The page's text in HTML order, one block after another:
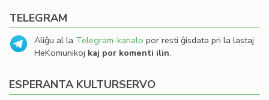
TELEGRAM
Aliĝu al la Telegram-kanalo por resti ĝisdata pri la lastaj
HeKomunikoj kaj por komenti ilin.
ESPERANTA KULTURSERVO